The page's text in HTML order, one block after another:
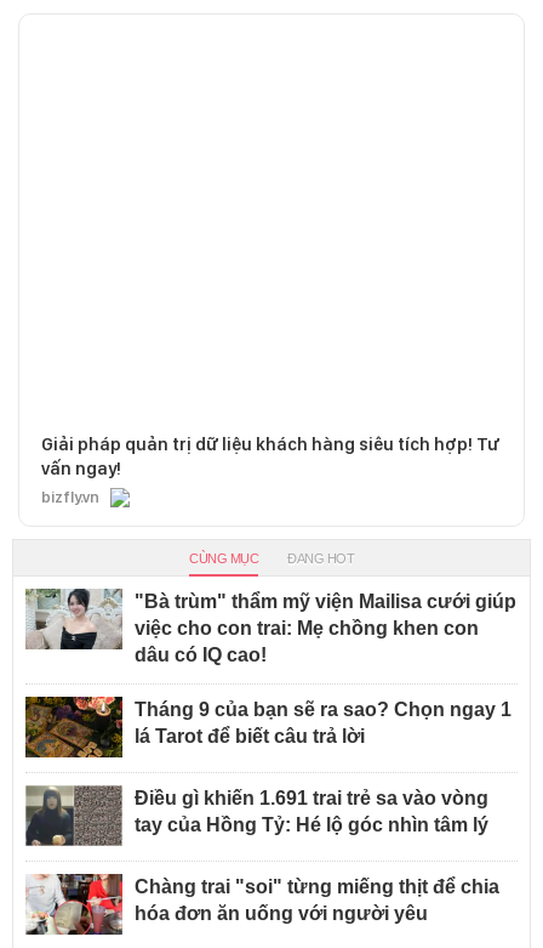
Giải pháp quản trị dữ liệu khách hàng siêu tích hợp! Tư
vấn ngay!
bizfly.vn
CÙNG MỤC ĐANG HOT
"Bà trùm" thẩm mỹ viện Mailisa cưới giúp
việc cho con trai: Mẹ chồng khen con
dâu có IQ cao!
Tháng 9 của bạn sẽ ra sao? Chọn ngay 1
lá Tarot để biết câu trả lời
Điều gì khiến 1.691 trai trẻ sa vào vòng
tay của Hồng Tỷ: Hé lộ góc nhìn tâm lý
Chàng trai "soi" từng miếng thịt để chia
hóa đơn ăn uống với người yêu